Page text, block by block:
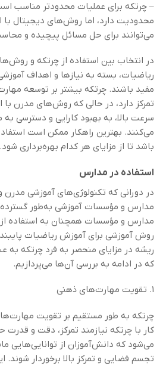
– چرتکه برای عملیات محدودتر مناسب
محدودیت دارد، اما روش‌های دیجیتال با
می‌توانند برای حل مسائل پیچیده و
در انتخاب بین استفاده از چرتکه و
ریاضیات، بسته به نیازها و اهداف
مفید باشند. چرتکه بیشتر بر توسعه
تمرکز دارد، در حالی که روش‌های مدرن با
سرعت بالا، به بهبود کارایی و دسترسی
می‌کنند. بهترین راهکار ممکن است
باشد تا از مزایای هر کدام بهره‌برداری شود.
استفاده در مدارس
در دورانی که تکنولوژی‌های آموزشی مدرن
مدارس و مؤسسات آموزشی به‌طور گسترده
مدارس و مؤسسات همچنان به استفاده
روش آموزشی برای آموزش ریاضیات
ریشه در مزایای منحصر به فرد چرتکه به
که در ادامه به بررسی آن‌ها می‌پردازیم.
1. تقویت مهارت‌های ذهنی
چرتکه به طور مستقیم بر تقویت
کار با چرتکه نیازمند تمرکز، دقت و
می‌شود که دانش‌آموزان از توانایی‌هایی
تجسم فضایی و تمرکز بالا برخوردار شوند.